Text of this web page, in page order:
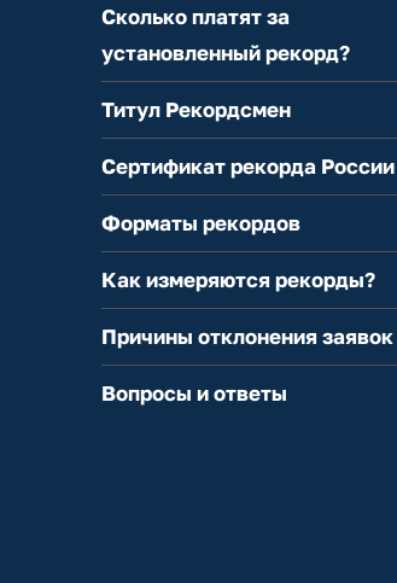
Сколько платят за
установленный рекорд?
Титул Рекордсмен
Сертификат рекорда России
Форматы рекордов
Как измеряются рекорды?
Причины отклонения заявок
Вопросы и ответы